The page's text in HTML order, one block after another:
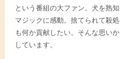
という番組の大ファン。犬を熟
マジックに感動。捨てられて殺
も何か貢献したい。そんな思い
しています。